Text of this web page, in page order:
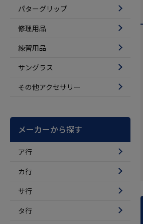
パターグリップ
修理用品
練習用品
サングラス
その他アクセサリー
メーカーから探す
ア行
カ行
サ行
タ行